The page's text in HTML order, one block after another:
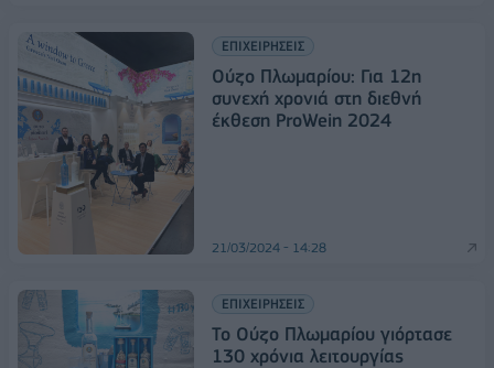
ΕΠΙΧΕΙΡΗΣΕΙΣ
Ούζο Πλωμαρίου: Για 12η
συνεχή χρονιά στη διεθνή
έκθεση ProWein 2024
21/03/2024 - 14:28
ΕΠΙΧΕΙΡΗΣΕΙΣ
Το Ούζο Πλωμαρίου γιόρτασε
130 χρόνια λειτουργίας